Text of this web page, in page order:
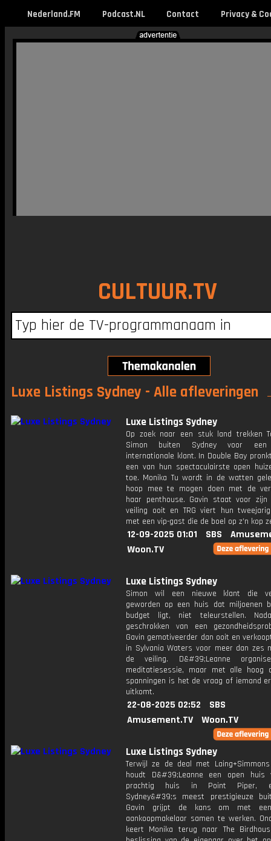
Nederland.FM Podcast.NL Contact Privacy &
CULTUUR.TV
Luxe Listings Sydney - Alle afleveringen
Luxe Listings Sydney
Op zoek naar een stuk land trekken
Simon buiten Sydney voor een
internationale klant. In Double Bay
een van hun spectaculairste open
toe. Monika Tu wordt in de watten
hoop mee te mogen doen met de
haar penthouse. Gavin staat voor zijn
veiling ooit en TRG viert hun
met een vip-gast die de boel op z’n kop
12-09-2025 01:01 SBS
Woon.TV
Luxe Listings Sydney
Simon wil een nieuwe klant die
geworden op een huis dat miljoenen
budget ligt, niet teleurstellen.
geschrokken van een
Gavin gemotiveerder dan ooit en
in Sylvania Waters voor meer dan zes
de veiling. D&#39;Leanne
meditatiesessie, maar met alle hoog
spanningen is het de vraag of iemand
uitkomt.
22-08-2025 02:52
SBS
Amusement.TV
Woon.TV
Luxe Listings Sydney
Terwijl ze de deal met
houdt D&#39;Leanne een open huis
prachtig huis in Point Piper,
Sydney&#39;s meest prestigieuze
Gavin grijpt de kans om met
aankoopmakelaar samen te werken.
keert Monika terug naar The